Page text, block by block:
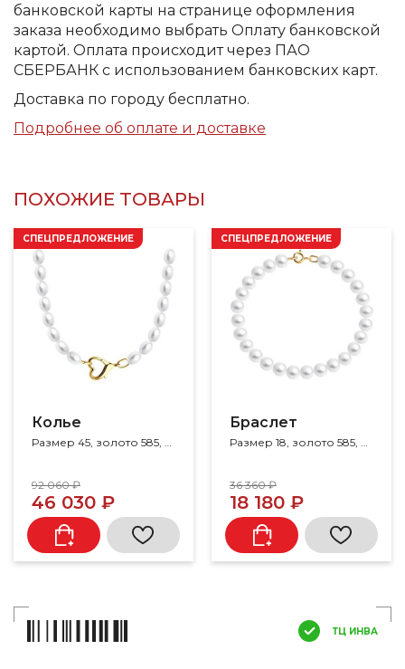
банковской карты на странице оформления
заказа необходимо выбрать Оплату банковской
картой. Оплата происходит через ПАО
СБЕРБАНК с использованием банковских карт.
Доставка по городу бесплатно.
Подробнее об оплате и доставке
ПОХОЖИЕ ТОВАРЫ
Колье
Размер 45, золото 585, жемчуг
СПЕЦПРЕДЛОЖЕНИЕ
92 060 ₽
46 030 ₽
Браслет
Размер 18, золото 585, жемчуг
СПЕЦПРЕДЛОЖЕНИЕ
36 360 ₽
18 180 ₽
ТЦ ИНВА